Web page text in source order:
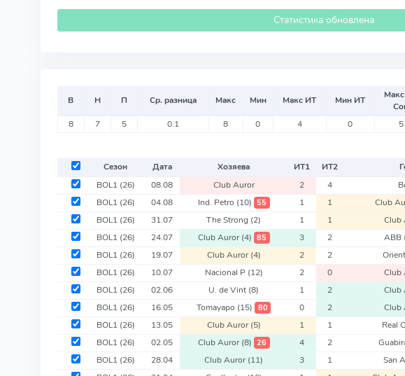
Статистика обновлена
В Н П Ср. разница Макс Мин Макс ИТ Мин ИТ
8 7 5 0.1 8 0 4 0 5
Сезон Дата Хозяева ИТ1 ИТ2
BOL1 (26) 08.08 Club Auror 2 4
BOL1 (26) 04.08 Ind. Petro (10) 55 1 1 Club
BOL1 (26) 31.07 The Strong (2) 1 1 Club
BOL1 (26) 24.07 Club Auror(4) 85 3 2 ABB
BOL1 (26) 19.07 Club Auror(4) 2 2
BOL1 (26) 10.07 Nacional P (12) 2 0 Club
BOL1 (26) 02.06 U. de Vint (8) 1 2 Club
BOL1 (26) 16.05 Tomayapo (15) 80 0 2 Club
BOL1 (26) 13.05 Club Auror(5) 1 1 Real
BOL1 (26) 02.05 Club Auror(8) 26 4 2
BOL1 (26) 28.04 Club Auror(11) 3 1 San